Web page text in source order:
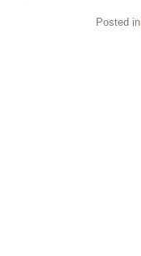
Posted in